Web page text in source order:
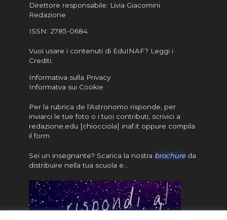
Direttore responsabile: Livia Giacomini
Redazione
ISSN: 2785-0684
Vuoi usare i contenuti di EduINAF? Leggi i
Crediti.
Informativa sulla Privacy
Informatva sui Cookie
Per la rubrica de l'Astronomo risponde, per
inviarci le tue foto o i tuoi contributi, scrivici a
redazione.edu [chiocciola] inaf.it oppure compila
il form
Sei un insegnante? Scarica la nostra brochureda
distribuire nella tua scuola e…